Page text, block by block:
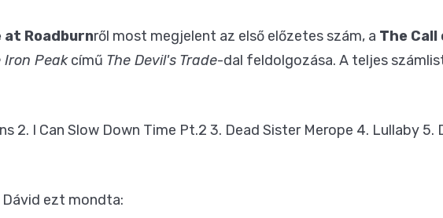
at Roadburnről most megjelent az első előzetes szám, a The
Iron Peakcímű The Devil's Trade-dal feldolgozása. A teljes
2. I Can Slow Down Time Pt.2 3. Dead Sister Merope 4. Lullaby 5.
ezt mondta: